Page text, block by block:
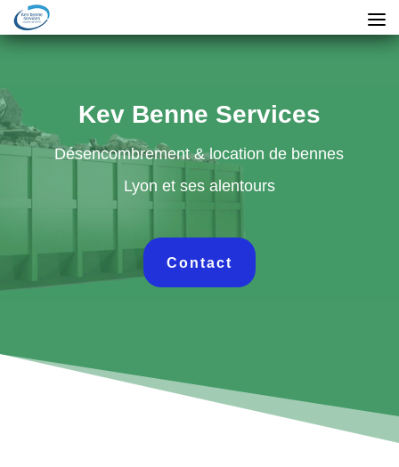
Kev Benne Services
Désencombrement & location de bennes
Lyon et ses alentours
Contact